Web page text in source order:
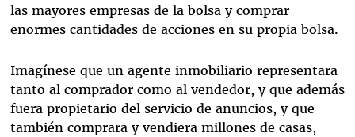
las mayores empresas de la bolsa y comprar
enormes cantidades de acciones en su propia bolsa.
Imagínese que un agente inmobiliario representara
tanto al comprador como al vendedor, y que además
fuera propietario del servicio de anuncios, y que
también comprara y vendiera millones de casas,